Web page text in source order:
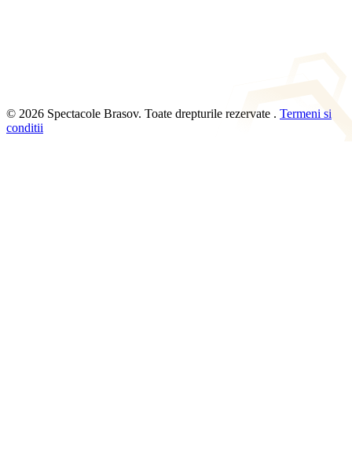
© 2026 Spectacole Brasov. Toate drepturile rezervate . Termeni si
conditii